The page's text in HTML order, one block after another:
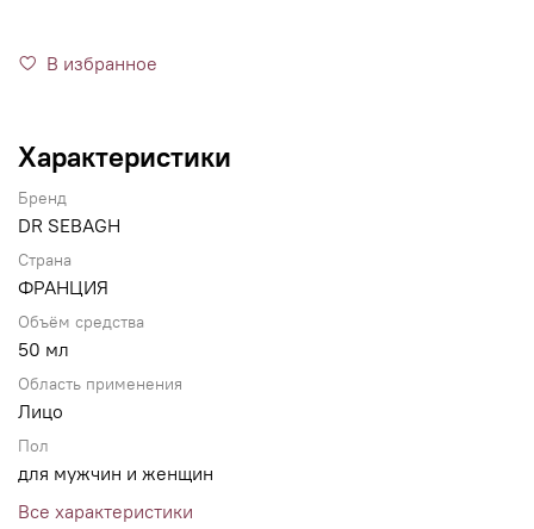
В избранное
Характеристики
Бренд
DR SEBAGH
Страна
ФРАНЦИЯ
Объём средства
50 мл
Область применения
Лицо
Пол
для мужчин и женщин
Все характеристики